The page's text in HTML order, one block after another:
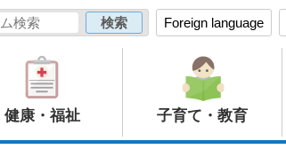
Foreign language
健康・福祉 子育て・教育